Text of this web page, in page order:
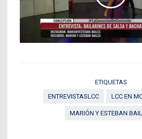
ETIQUETAS
ENTREVISTASLCC
LCC EN
MARIÓN Y ESTEBAN